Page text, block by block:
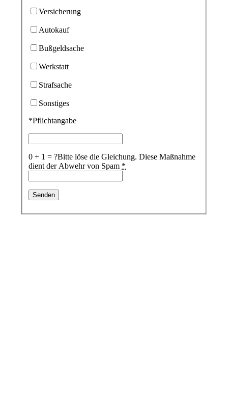
Versicherung
Autokauf
Bußgeldsache
Werkstatt
Strafsache
Sonstiges
*Pflichtangabe
0 + 1 = ?Bitte löse die Gleichung. Diese Maßnahme
dient der Abwehr von Spam *